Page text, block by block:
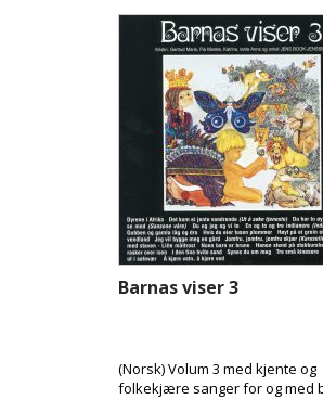
Barnas viser 3
(Norsk) Volum 3 med kjente og
folkekjære sanger for og med